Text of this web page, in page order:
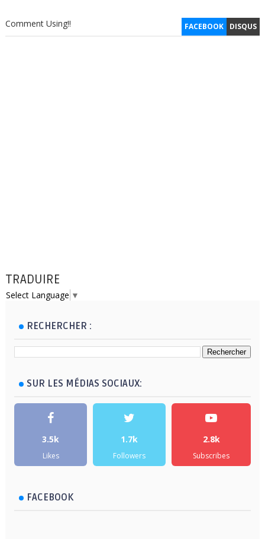
FACEBOOK DISQUS
Comment Using!!
TRADUIRE
Select Language ▼
RECHERCHER :
SUR LES MÉDIAS SOCIAUX:
3.5k
Likes
1.7k
Followers
2.8k
Subscribes
FACEBOOK